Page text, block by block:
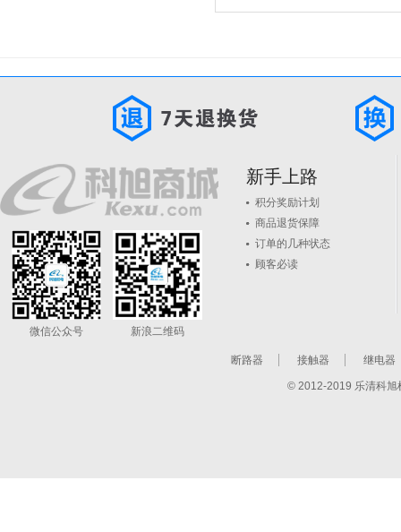
微信公众号 新浪二维码
新手上路
积分奖励计划
商品退货保障
订单的几种状态
顾客必读
断路器 接触器 继电器
© 2012-2019 乐清科旭